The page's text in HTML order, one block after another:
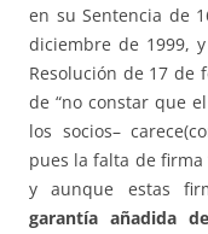
en su Sentencia de
diciembre de 1999,
Resolución de 17 de
de “no constar que
los socios–
pues la falta de
y aunque estas
garantía añadida